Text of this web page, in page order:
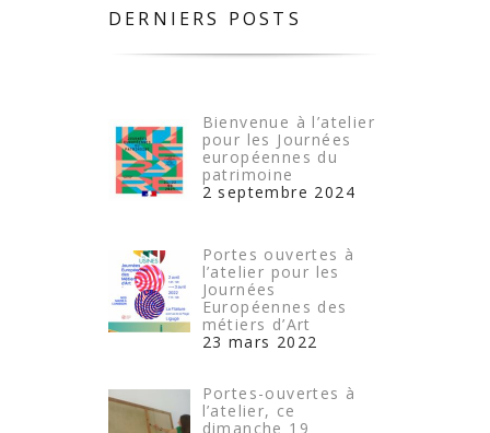
DERNIERS POSTS
Bienvenue à l’atelier
pour les Journées
européennes du
patrimoine
2 septembre 2024
Portes ouvertes à
l’atelier pour les
Journées
Européennes des
métiers d’Art
23 mars 2022
Portes-ouvertes à
l’atelier, ce
dimanche 19